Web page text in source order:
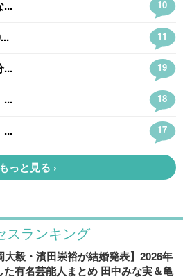
スランキング
大毅・濱田崇裕が結婚発表】2026年
た有名芸能人まとめ 田中みな実＆亀